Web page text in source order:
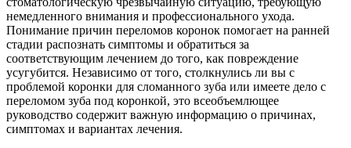
немедленного внимания и профессионального ухода.
Понимание причин переломов коронок помогает на ранней
стадии распознать симптомы и обратиться за
соответствующим лечением до того, как повреждение
усугубится. Независимо от того, столкнулись ли вы с
проблемой коронки для сломанного зуба или имеете дело с
переломом зуба под коронкой, это всеобъемлющее
руководство содержит важную информацию о причинах,
симптомах и вариантах лечения.